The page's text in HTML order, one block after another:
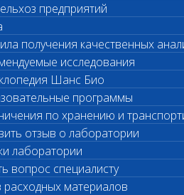
предприятий
получения качественных
исследования
Шанс Био
программы
по хранению и
отзыв о лаборатории
лаборатории
вопрос специалисту
расходных материалов
по живой очереди.
Пациентов,
помощи, а
реанимационных
быть задействован весь
в смене. В этом
может
на требуемое время.